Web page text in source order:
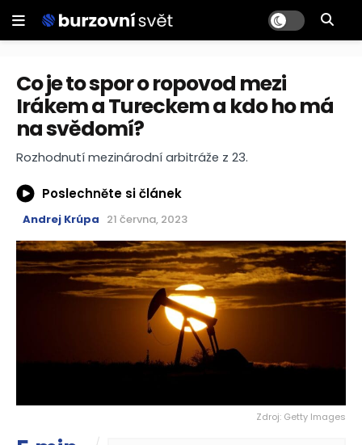
Co je to spor o ropovod mezi
Irákem a Tureckem a kdo ho má
na svědomí?
Rozhodnutí mezinárodní arbitráže z 23.
Poslechněte si článek
Andrej Krúpa 21 června, 2023
Zdroj: Getty Images